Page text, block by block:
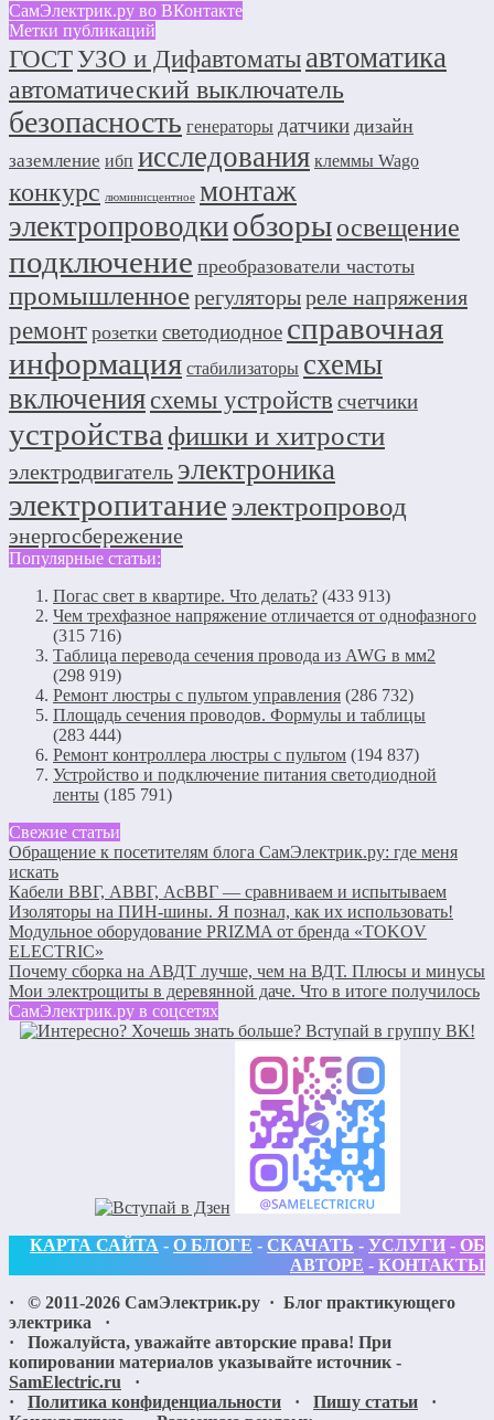
СамЭлектрик.ру во ВКонтакте
Метки публикаций
ГОСТУЗО и Дифавтоматы автоматика
автоматический выключатель
безопасность генераторы датчики дизайн
заземление ибп исследования клеммы Wago
конкурс люминисцентное монтаж
электропроводкиобзорыосвещение
подключение преобразователи частоты
промышленноерегуляторыреле напряжения
ремонт розетки светодиодное справочная
информация стабилизаторы схемы
включения схемы устройств счетчики
устройства фишки и хитрости
электродвигатель электроника
электропитание электропровод
энергосбережение
Популярные статьи:
Погас свет в квартире. Что делать? (433 913)
Чем трехфазное напряжение отличается от однофазного
(315 716)
Таблица перевода сечения провода из AWG в мм2
(298 919)
Ремонт люстры с пультом управления (286 732)
Площадь сечения проводов. Формулы и таблицы
(283 444)
Ремонт контроллера люстры с пультом (194 837)
Устройство и подключение питания светодиодной
ленты (185 791)
Свежие статьи
Обращение к посетителям блога СамЭлектрик.ру: где меня
искать
Кабели ВВГ, АВВГ, АсВВГ — сравниваем и испытываем
Изоляторы на ПИН-шины. Я познал, как их использовать!
Модульное оборудование PRIZMA от бренда «TOKOV
ELECTRIC»
Почему сборка на АВДТ лучше, чем на ВДТ. Плюсы и минусы
Мои электрощиты в деревянной даче. Что в итоге получилось
СамЭлектрик.ру в соцсетях
КАРТА САЙТА - О БЛОГЕ - СКАЧАТЬ - УСЛУГИ - ОБ
АВТОРЕ - КОНТАКТЫ
· © 2011-2026 СамЭлектрик.ру · Блог практикующего
электрика
·
· Пожалуйста, уважайте авторские права! При
копировании материалов указывайте источник -
SamElectric.ru ·
· Политика конфиденциальности · Пишу статьи ·